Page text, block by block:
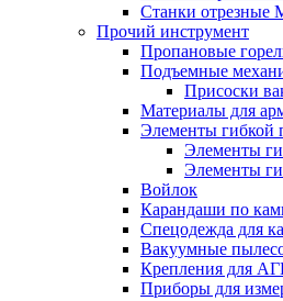
Станки отрезные
Прочий инструмент
Пропановые
Подъeмные
Присоски
Материалы для
Элементы гибкой
Элементы
Элементы
Войлок
Карандаши по
Спецодежда для
Вакуумные
Крепления для
Приборы для